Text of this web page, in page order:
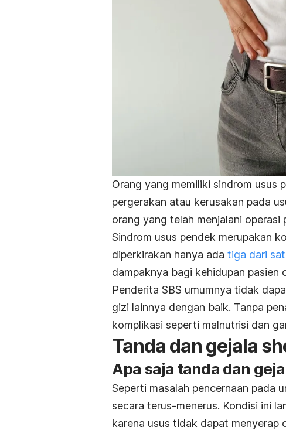
Orang yang memiliki sindrom usus
pergerakan atau kerusakan pada
orang yang telah menjalani operasi
Sindrom usus pendek merupakan
diperkirakan hanya ada tiga dari
dampaknya bagi kehidupan pasien
Penderita SBS umumnya tidak
gizi lainnya dengan baik. Tanpa
komplikasi seperti malnutrisi dan
Tanda dan gejala
Apa saja tanda dan
Seperti masalah pencernaan pada
secara terus-menerus. Kondisi ini
karena usus tidak dapat menyerap